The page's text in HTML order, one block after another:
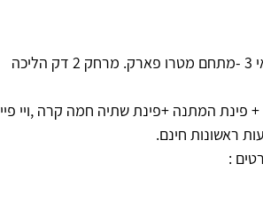
קליניקה מהממת וחדשה להשכרה בפ'ת. עזרא הגבאי 3 -מתחם מטרו פארק. מרחק 2 דק הליכה
/שעות/חודשים . בקליניקה 3 חדרים + פינת המתנה +פינת שתיה חמה קרה ,ויי פיי
: